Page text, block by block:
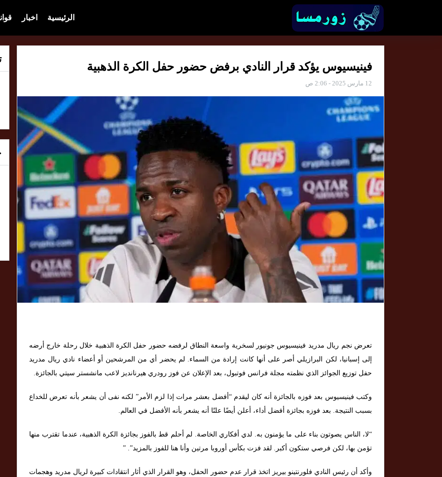
الرئيسية اخبار
فينيسيوس يؤكد قرار النادي برفض حضور حفل الكرة الذهبية
12 مارس 2025 - 2:06 ص
تعرض نجم ريال مدريد فينيسيوس جونيور لسخرية واسعة النطاق لرفضه حضور حفل الكرة الذهبية خلال رحلة خارج أرضه
إلى إسبانيا، لكن البرازيلي أصر على أنها كانت إرادة من السماء. لم يحضر أي من المرشحين أو أعضاء نادي ريال مدريد
حفل توزيع الجوائز الذي نظمته مجلة فرانس فوتبول، بعد الإعلان عن فوز رودري هيرنانديز لاعب مانشستر سيتي بالجائزة.
وكتب فينيسيوس بعد فوزه بالجائزة أنه كان ليقدم “أفضل بعشر مرات إذا لزم الأمر” لكنه نفى أن يشعر بأنه تعرض للخداع
بسبب النتيجة. بعد فوزه بجائزة أفضل أداء، أعلن أيضًا علنًا أنه يشعر بأنه الأفضل في العالم.
“لا، الناس يصوتون بناء على ما يؤمنون به. لدي أفكاري الخاصة. لم أحلم قط بالفوز بجائزة الكرة الذهبية، عندما تقترب منها
تؤمن بها، لكن فرصي ستكون أكبر. لقد فزت بكأس أوروبا مرتين وأنا هنا للفوز بالمزيد”. ”
وأكد أن رئيس النادي فلورنتينو بيريز اتخذ قرار عدم حضور الحفل، وهو القرار الذي أثار انتقادات كبيرة لريال مدريد وهجمات